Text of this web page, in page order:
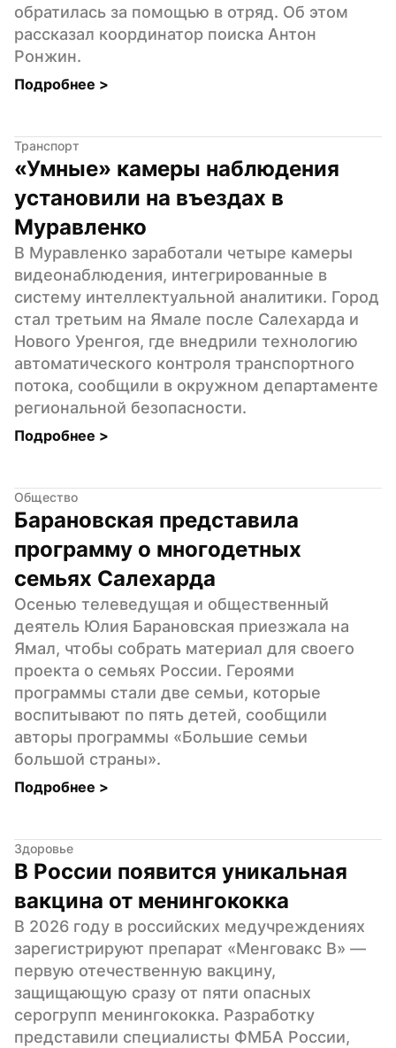
обратилась за помощью в отряд. Об этом
рассказал координатор поиска Антон
Ронжин.
Подробнее >
Транспорт
«Умные» камеры наблюдения
установили на въездах в
Муравленко
В Муравленко заработали четыре камеры
видеонаблюдения, интегрированные в
систему интеллектуальной аналитики. Город
стал третьим на Ямале после Салехарда и
Нового Уренгоя, где внедрили технологию
автоматического контроля транспортного
потока, сообщили в окружном департаменте
региональной безопасности.
Подробнее >
Общество
Барановская представила
программу о многодетных
семьях Салехарда
Осенью телеведущая и общественный
деятель Юлия Барановская приезжала на
Ямал, чтобы собрать материал для своего
проекта о семьях России. Героями
программы стали две семьи, которые
воспитывают по пять детей, сообщили
авторы программы «Большие семьи
большой страны».
Подробнее >
Здоровье
В России появится уникальная
вакцина от менингококка
В 2026 году в российских медучреждениях
зарегистрируют препарат «Менговакс B» —
первую отечественную вакцину,
защищающую сразу от пяти опасных
серогрупп менингококка. Разработку
представили специалисты ФМБА России,